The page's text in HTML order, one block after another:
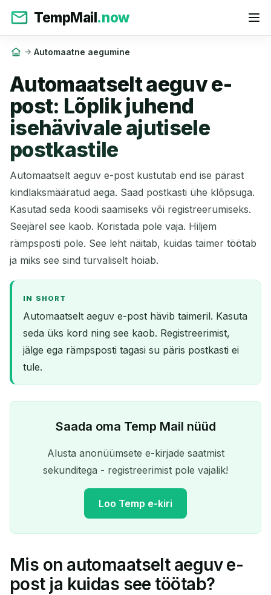
TempMail.now
Automaatne aegumine
Automaatselt aeguv e-
post: Lõplik juhend
isehävivale ajutisele
postkastile
Automaatselt aeguv e-post kustutab end ise pärast
kindlaksmääratud aega. Saad postkasti ühe klõpsuga.
Kasutad seda koodi saamiseks või registreerumiseks.
Seejärel see kaob. Koristada pole vaja. Hiljem
rämpsposti pole. See leht näitab, kuidas taimer töötab
ja miks see sind turvaliselt hoiab.
IN SHORT
Automaatselt aeguv e-post hävib taimeril. Kasuta
seda üks kord ning see kaob. Registreerimist,
jälge ega rämpsposti tagasi su päris postkasti ei
tule.
Saada oma Temp Mail nüüd
Alusta anonüümsete e-kirjade saatmist
sekunditega - registreerimist pole vajalik!
Loo Temp e-kiri
Teie ajutine e-posti aadress:
Mis on automaatselt aeguv e-
post ja kuidas see töötab?